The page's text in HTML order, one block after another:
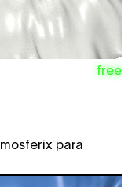
free
para